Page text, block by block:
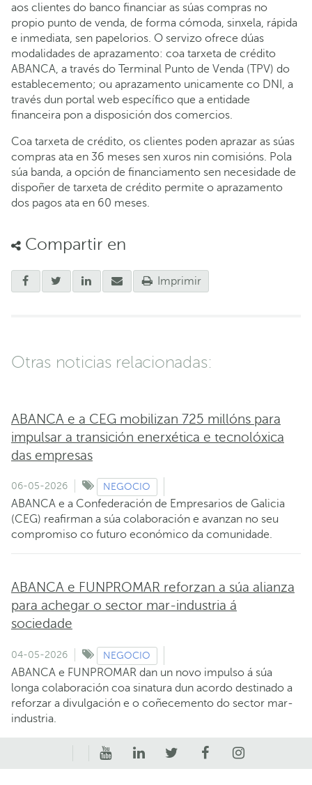
aos clientes do banco financiar as súas compras no
propio punto de venda, de forma cómoda, sinxela, rápida
e inmediata, sen papelorios. O servizo ofrece dúas
modalidades de aprazamento: coa tarxeta de crédito
ABANCA, a través do Terminal Punto de Venda (TPV) do
establecemento; ou aprazamento unicamente co DNI, a
través dun portal web específico que a entidade
financeira pon a disposición dos comercios.
Coa tarxeta de crédito, os clientes poden aprazar as súas
compras ata en 36 meses sen xuros nin comisións. Pola
súa banda, a opción de financiamento sen necesidade de
dispoñer de tarxeta de crédito permite o aprazamento
dos pagos ata en 60 meses.
Compartir en
Imprimir
Otras noticias relacionadas:
ABANCA e a CEG mobilizan 725 millóns para
impulsar a transición enerxética e tecnolóxica
das empresas
06-05-2026 NEGOCIO
ABANCA e a Confederación de Empresarios de Galicia
(CEG) reafirman a súa colaboración e avanzan no seu
compromiso co futuro económico da comunidade.
ABANCA e FUNPROMAR reforzan a súa alianza
para achegar o sector mar-industria á
sociedade
04-05-2026 NEGOCIO
ABANCA e FUNPROMAR dan un novo impulso á súa
longa colaboración coa sinatura dun acordo destinado a
reforzar a divulgación e o coñecemento do sector mar-
industria.